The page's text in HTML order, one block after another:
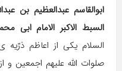
ابوالقاسم عبدالعظیم بن
السبط الاکبر الامام ابی
السلام یکی از اعاظم ذرّیه
صلوات الله علیهم اجمعین